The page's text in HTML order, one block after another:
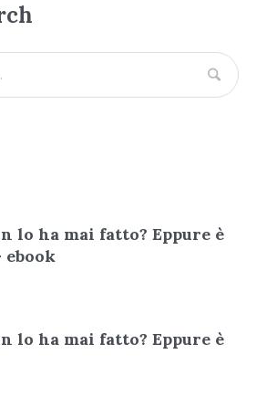
lo ha mai fatto? Eppure è
ebook
lo ha mai fatto? Eppure è